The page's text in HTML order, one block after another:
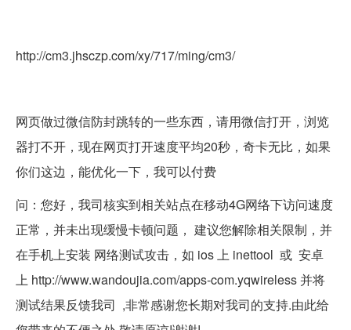
http://cm3.jhsczp.com/xy/717/ming/cm3/
网页做过微信防封跳转的一些东西，请用微信打开，浏览
器打不开，现在网页打开速度平均20秒，奇卡无比，如果
你们这边，能优化一下，我可以付费
问：您好，我司核实到相关站点在移动4G网络下访问速度
正常，并未出现缓慢卡顿问题， 建议您解除相关限制，并
在手机上安装 网络测试攻击，如 ios 上 inettool 或 安卓
上 http://www.wandoujia.com/apps-com.yqwireless 并将
测试结果反馈我司 ,非常感谢您长期对我司的支持.由此给